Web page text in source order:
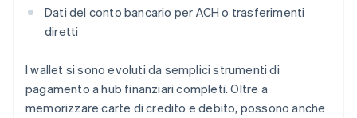
Dati del conto bancario per ACH o trasferimenti
diretti
I wallet si sono evoluti da semplici strumenti di
pagamento a hub finanziari completi. Oltre a
memorizzare carte di credito e debito, possono anche